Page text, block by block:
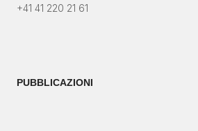
+41 41 220 21 61
PUBBLICAZIONI